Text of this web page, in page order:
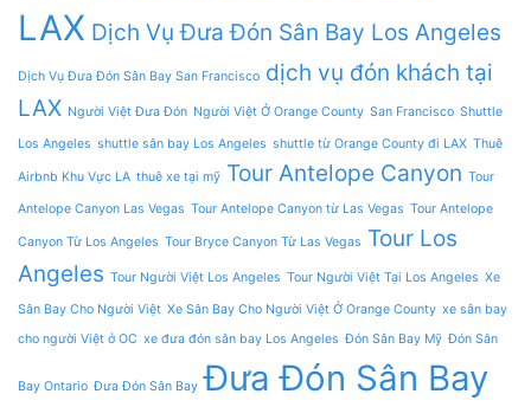
LAX Dịch Vụ Đưa Đón Sân Bay Los Angeles
Dịch Vụ Đưa Đón Sân Bay San Francisco dịch vụ đón khách tại
LAX Người Việt Đưa Đón Người Việt Ở Orange County San Francisco Shuttle
Los Angeles shuttle sân bay Los Angeles shuttle từ Orange County đi LAX Thuê
Airbnb Khu Vực LA thuê xe tại mỹ Tour Antelope Canyon Tour
Antelope Canyon Las Vegas Tour Antelope Canyon từ Las Vegas Tour Antelope
Canyon Từ Los Angeles Tour Bryce Canyon Từ Las Vegas Tour Los
Angeles Tour Người Việt Los Angeles Tour Người Việt Tại Los Angeles Xe
Sân Bay Cho Người Việt Xe Sân Bay Cho Người Việt Ở Orange County xe sân bay
cho người Việt ở OC xe đưa đón sân bay Los Angeles Đón Sân Bay Mỹ Đón Sân
Bay Ontario Đưa Đón Sân Bay Đưa Đón Sân Bay